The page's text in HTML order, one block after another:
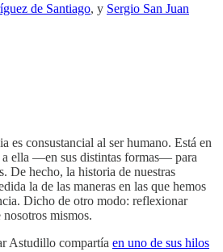
de Santiago, y Sergio San Juan
es consustancial al ser humano. Está en
a ella —en sus distintas formas— para
De hecho, la historia de nuestras
la de las maneras en las que hemos
Dicho de otro modo: reflexionar
nosotros mismos.
Astudillo compartía en uno de sus hilos